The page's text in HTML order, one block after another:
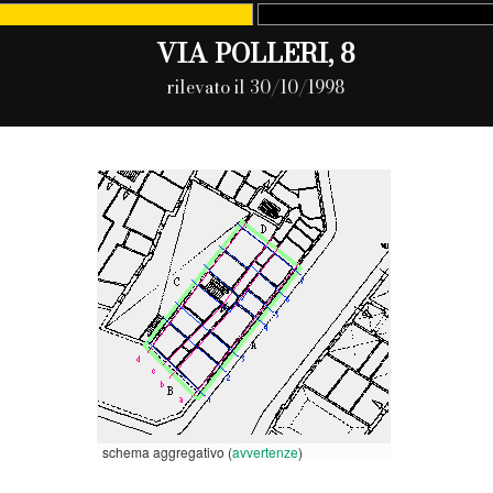
VIA POLLERI, 8
rilevato il 30/10/1998
schema aggregativo (avvertenze)